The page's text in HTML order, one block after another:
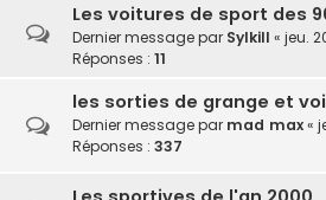
Les voitures de sport des
Dernier message par Sylkill « jeu.
Réponses : 11
les sorties de grange et
Dernier message par mad max«
Réponses : 337